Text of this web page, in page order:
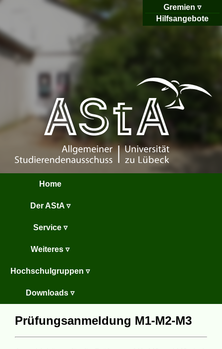
Gremien
Hilfsangebote
Home
Der AStA ▿
Service ▿
Weiteres ▿
Hochschulgruppen ▿
Downloads ▿
Prüfungsanmeldung M1-M2-M3